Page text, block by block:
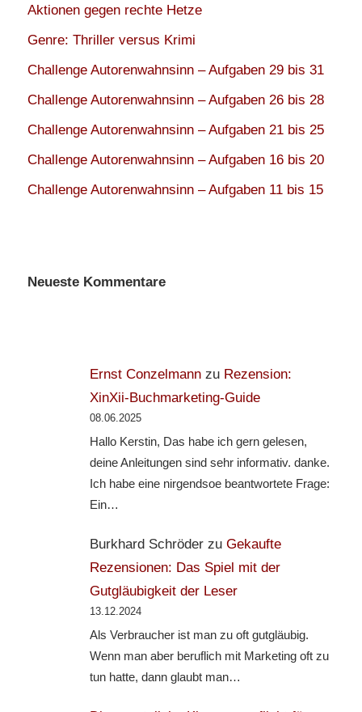
Aktionen gegen rechte Hetze
Genre: Thriller versus Krimi
Challenge Autorenwahnsinn – Aufgaben 29 bis 31
Challenge Autorenwahnsinn – Aufgaben 26 bis 28
Challenge Autorenwahnsinn – Aufgaben 21 bis 25
Challenge Autorenwahnsinn – Aufgaben 16 bis 20
Challenge Autorenwahnsinn – Aufgaben 11 bis 15
Neueste Kommentare
Ernst Conzelmannzu Rezension:
XinXii-Buchmarketing-Guide
08.06.2025
Hallo Kerstin, Das habe ich gern gelesen,
deine Anleitungen sind sehr informativ. danke.
Ich habe eine nirgendsoe beantwortete Frage:
Ein…
Burkhard Schröderzu Gekaufte
Rezensionen: Das Spiel mit der
Gutgläubigkeit der Leser
13.12.2024
Als Verbraucher ist man zu oft gutgläubig.
Wenn man aber beruflich mit Marketing oft zu
tun hatte, dann glaubt man…